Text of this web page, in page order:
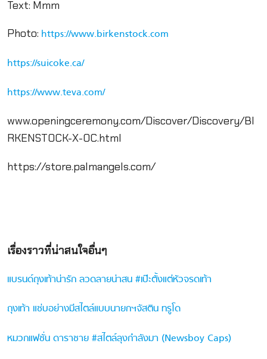
Text: Mmm
Photo: https://www.birkenstock.com
https://suicoke.ca/
https://www.teva.com/
www.openingceremony.com/Discover/Discovery/BI
RKENSTOCK-X-OC.html
https://store.palmangels.com/
เรื่องราวที่น่าสนใจอื่นๆ
แบรนด์ถุงเท้าน่ารัก ลวดลายน่าสน #เป๊ะตั้งแต่หัวจรดเท้า
ถุงเท้า แซ่บอย่างมีสไตล์แบบนายกฯจัสติน ทรูโด
หมวกแฟชั่น ดาราชาย #สไตล์ลุงกำลังมา (Newsboy Caps)